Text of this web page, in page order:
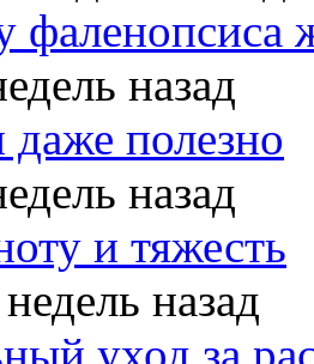
фаленопсиса
назад
полезно
назад
и тяжесть
назад
уход за